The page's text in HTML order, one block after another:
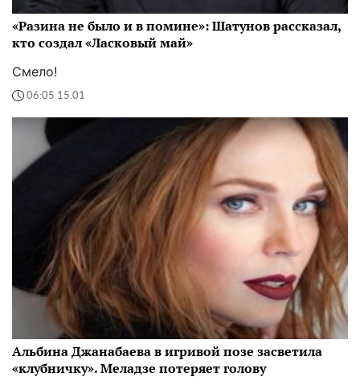
«Разина не было и в помине»: Шатунов рассказал,
кто создал «Ласковый май»
Смело!
06:05 15.01
Альбина Джанабаева в игривой позе засветила
«клубничку». Меладзе потеряет голову